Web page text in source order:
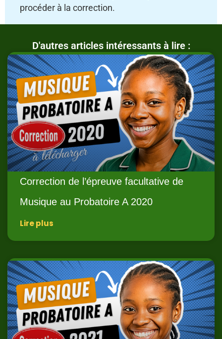
procéder à la correction.
D'autres articles intéressants à lire :
Correction de l’épreuve facultative de
Musique au Probatoire A 2020
Lire plus